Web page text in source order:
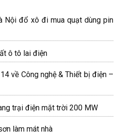
Nội đổ xô đi mua quạt dùng pin
ô tô lai điện
về Công nghệ & Thiết bị điện –
trại điện mặt trời 200 MW
làm mát nhà